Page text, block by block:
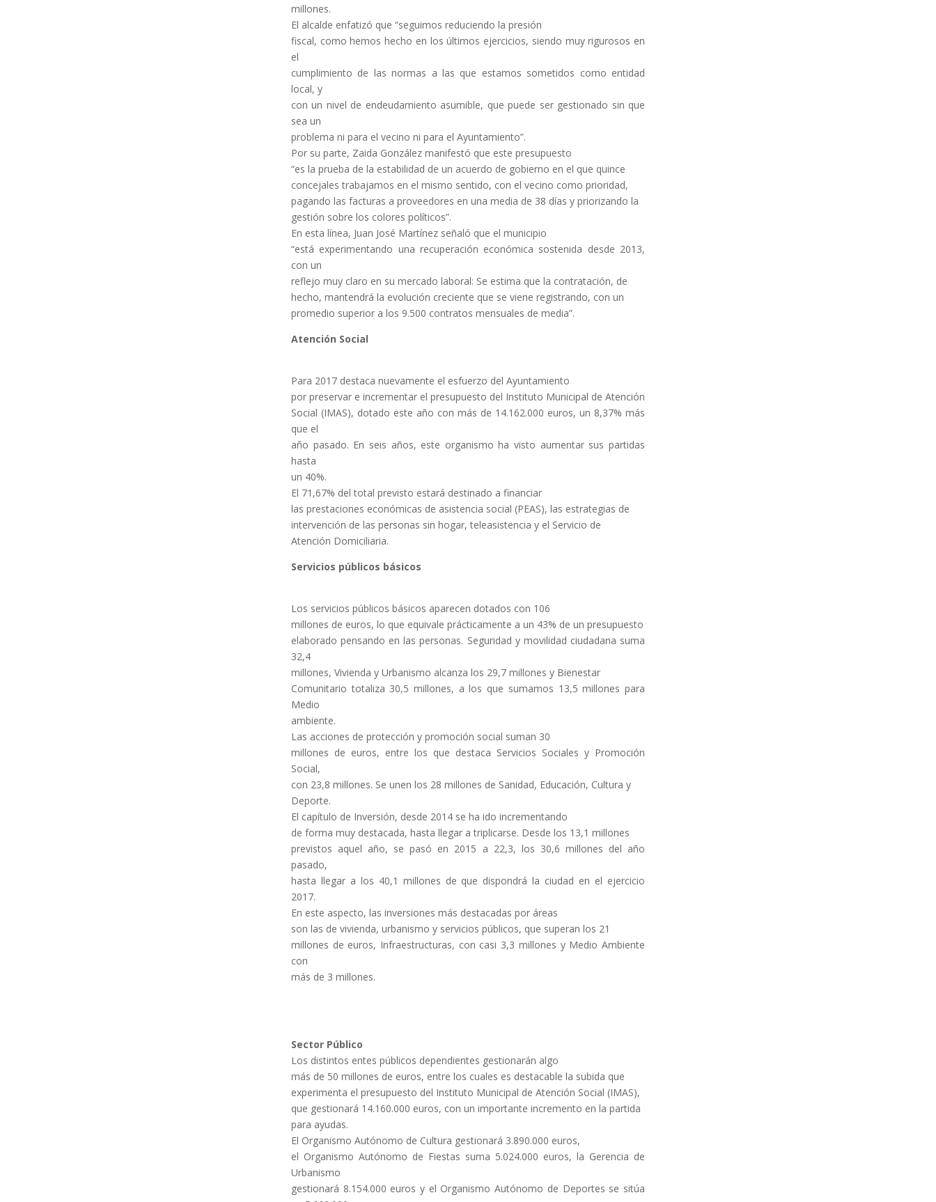
millones.
El alcalde enfatizó que “seguimos reduciendo la presión
fiscal, como hemos hecho en los últimos ejercicios, siendo muy rigurosos en
el
cumplimiento de las normas a las que estamos sometidos como entidad
local, y
con un nivel de endeudamiento asumible, que puede ser gestionado sin que
sea un
problema ni para el vecino ni para el Ayuntamiento”.
Por su parte, Zaida González manifestó que este presupuesto
“es la prueba de la estabilidad de un acuerdo de gobierno en el que quince
concejales trabajamos en el mismo sentido, con el vecino como prioridad,
pagando las facturas a proveedores en una media de 38 días y priorizando la
gestión sobre los colores políticos”.
En esta línea, Juan José Martínez señaló que el municipio
“está experimentando una recuperación económica sostenida desde 2013,
con un
reflejo muy claro en su mercado laboral: Se estima que la contratación, de
hecho, mantendrá la evolución creciente que se viene registrando, con un
promedio superior a los 9.500 contratos mensuales de media”.
Atención Social
Para 2017 destaca nuevamente el esfuerzo del Ayuntamiento
por preservar e incrementar el presupuesto del Instituto Municipal de Atención
Social (IMAS), dotado este año con más de 14.162.000 euros, un 8,37% más
que el
año pasado. En seis años, este organismo ha visto aumentar sus partidas
hasta
un 40%.
El 71,67% del total previsto estará destinado a financiar
las prestaciones económicas de asistencia social (PEAS), las estrategias de
intervención de las personas sin hogar, teleasistencia y el Servicio de
Atención Domiciliaria.
Servicios públicos básicos
Los servicios públicos básicos aparecen dotados con 106
millones de euros, lo que equivale prácticamente a un 43% de un presupuesto
elaborado pensando en las personas. Seguridad y movilidad ciudadana suma
32,4
millones, Vivienda y Urbanismo alcanza los 29,7 millones y Bienestar
Comunitario totaliza 30,5 millones, a los que sumamos 13,5 millones para
Medio
ambiente.
Las acciones de protección y promoción social suman 30
millones de euros, entre los que destaca Servicios Sociales y Promoción
Social,
con 23,8 millones. Se unen los 28 millones de Sanidad, Educación, Cultura y
Deporte.
El capítulo de Inversión, desde 2014 se ha ido incrementando
de forma muy destacada, hasta llegar a triplicarse. Desde los 13,1 millones
previstos aquel año, se pasó en 2015 a 22,3, los 30,6 millones del año
pasado,
hasta llegar a los 40,1 millones de que dispondrá la ciudad en el ejercicio
2017.
En este aspecto, las inversiones más destacadas por áreas
son las de vivienda, urbanismo y servicios públicos, que superan los 21
millones de euros, Infraestructuras, con casi 3,3 millones y Medio Ambiente
con
más de 3 millones.
Sector Público
Los distintos entes públicos dependientes gestionarán algo
más de 50 millones de euros, entre los cuales es destacable la subida que
experimenta el presupuesto del Instituto Municipal de Atención Social (IMAS),
que gestionará 14.160.000 euros, con un importante incremento en la partida
para ayudas.
El Organismo Autónomo de Cultura gestionará 3.890.000 euros,
el Organismo Autónomo de Fiestas suma 5.024.000 euros, la Gerencia de
Urbanismo
gestionará 8.154.000 euros y el Organismo Autónomo de Deportes se sitúa